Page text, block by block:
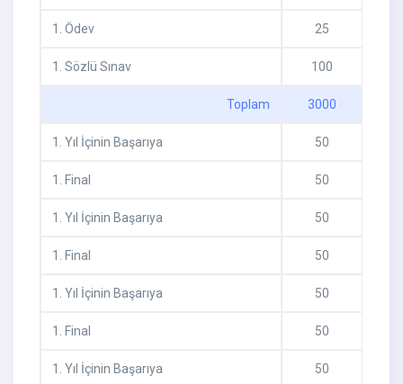
1 . Ödev 25
1 . Sözlü Sınav 100
Toplam 3000
1 . Yıl İçinin Başarıya 50
1 . Final 50
1 . Yıl İçinin Başarıya 50
1 . Final 50
1 . Yıl İçinin Başarıya 50
1 . Final 50
1 . Yıl İçinin Başarıya 50